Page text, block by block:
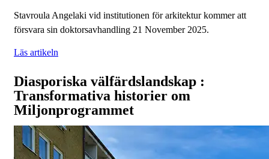
Stavroula Angelaki vid institutionen för arkitektur kommer att
försvara sin doktorsavhandling 21 November 2025.
Läs artikeln
Diasporiska välfärdslandskap :
Transformativa historier om
Miljonprogrammet